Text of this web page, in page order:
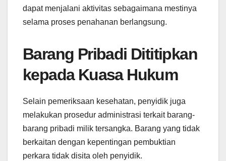
dapat menjalani aktivitas sebagaimana mestinya
selama proses penahanan berlangsung.
Barang Pribadi Dititipkan
kepada Kuasa Hukum
Selain pemeriksaan kesehatan, penyidik juga
melakukan prosedur administrasi terkait barang-
barang pribadi milik tersangka. Barang yang tidak
berkaitan dengan kepentingan pembuktian
perkara tidak disita oleh penyidik.